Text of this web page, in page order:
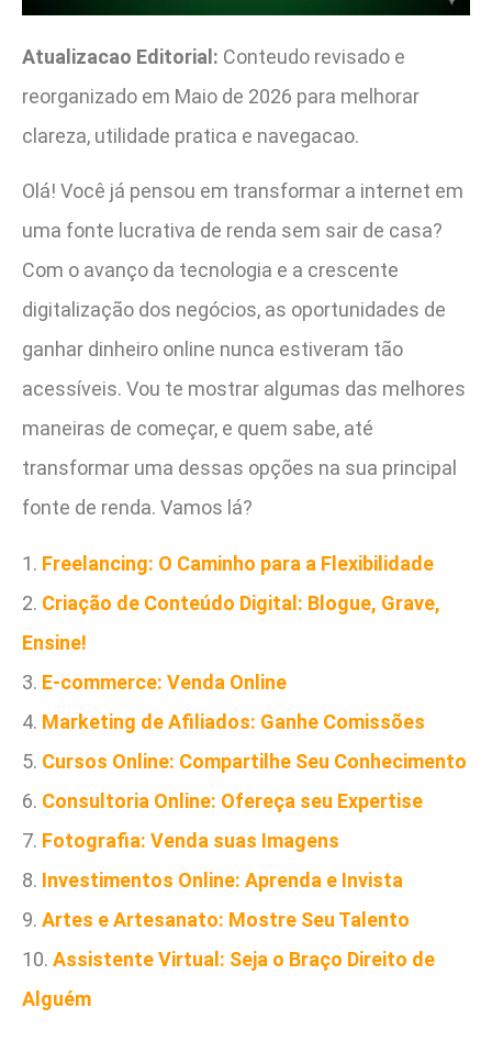
Atualizacao Editorial: Conteudo revisado e
reorganizado em Maio de 2026 para melhorar
clareza, utilidade pratica e navegacao.
Olá! Você já pensou em transformar a internet em
uma fonte lucrativa de renda sem sair de casa?
Com o avanço da tecnologia e a crescente
digitalização dos negócios, as oportunidades de
ganhar dinheiro online nunca estiveram tão
acessíveis. Vou te mostrar algumas das melhores
maneiras de começar, e quem sabe, até
transformar uma dessas opções na sua principal
fonte de renda. Vamos lá?
1. Freelancing: O Caminho para a Flexibilidade
2. Criação de Conteúdo Digital: Blogue, Grave,
Ensine!
3. E-commerce: Venda Online
4. Marketing de Afiliados: Ganhe Comissões
5. Cursos Online: Compartilhe Seu Conhecimento
6. Consultoria Online: Ofereça seu Expertise
7. Fotografia: Venda suas Imagens
8. Investimentos Online: Aprenda e Invista
9. Artes e Artesanato: Mostre Seu Talento
10. Assistente Virtual: Seja o Braço Direito de
Alguém